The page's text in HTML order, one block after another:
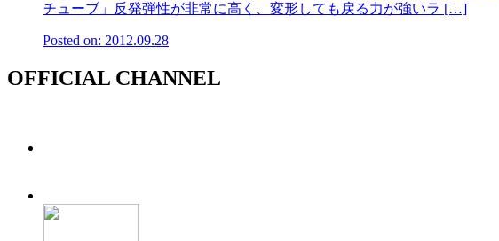
チューブ」反発弾性が非常に高く、変形しても戻る力が強いラ […]
Posted on: 2012.09.28
OFFICIAL CHANNEL